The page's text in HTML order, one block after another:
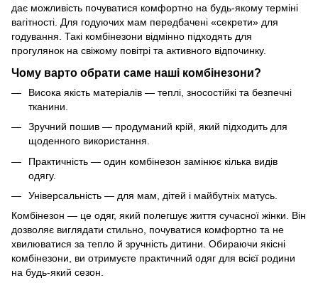
дає можливість почуватися комфортно на будь-якому терміні
вагітності. Для годуючих мам передбачені «секрети» для
годування. Такі комбінезони відмінно підходять для
прогулянок на свіжому повітрі та активного відпочинку.
Чому варто обрати саме наші комбінезони?
Висока якість матеріалів — теплі, зносостійкі та безпечні
тканини.
Зручний пошив — продуманий крій, який підходить для
щоденного використання.
Практичність — один комбінезон замінює кілька видів
одягу.
Універсальність — для мам, дітей і майбутніх матусь.
Комбінезон — це одяг, який полегшує життя сучасної жінки. Він
дозволяє виглядати стильно, почуватися комфортно та не
хвилюватися за тепло й зручність дитини. Обираючи якісні
комбінезони, ви отримуєте практичний одяг для всієї родини
на будь-який сезон.